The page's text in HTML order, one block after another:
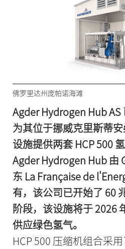
佛罗里达州庞帕诺海滩
Agder Hydrogen Hub AS
为其位于挪威克里斯蒂
设施提供两套 HCP 500
Agder Hydrogen Hub 由
东 La Française de
有，该公司已开始了 60
阶段，该设施将于 2026
供应绿色氢气。
HCP 500 压缩机组合采